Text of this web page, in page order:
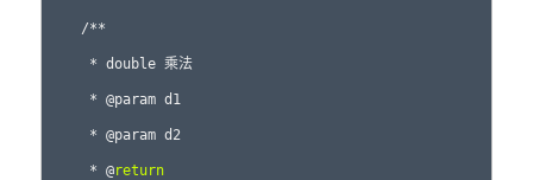
     * @
return